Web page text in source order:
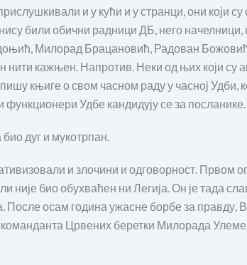
и у кући и у странци, они који
били обични радници ДБ, него
Милорад Брацановић, Радован
кажњен. Напротив. Неки од њих који су
књиге о свом часном раду у часној Удби,
Удбе кандидују се за посланике.
дуг и мукотрпан.
и злочини и одговорност. Првом
није био обухваћен ни Легија. Он је тада
После осам година ужасне борбе за правду,
Црвених беретки Милорада